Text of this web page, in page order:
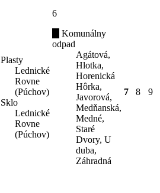
Plasty
Lednické
Rovne
(Púchov)
Sklo
Lednické
Rovne
(Púchov)
6
Komunálny
odpad
Agátová,
Hlotka,
Horenická
Hôrka,
Javorová,
Medňanská,
Medné,
Staré
Dvory, U
duba,
Záhradná
7 8 9